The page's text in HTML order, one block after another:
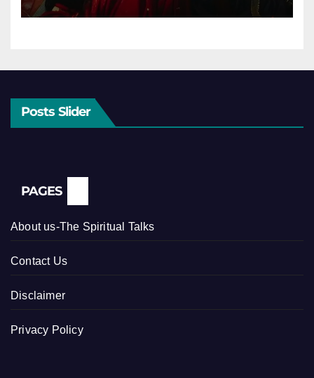
Posts Slider
PAGES
About us-The Spiritual Talks
Contact Us
Disclaimer
Privacy Policy